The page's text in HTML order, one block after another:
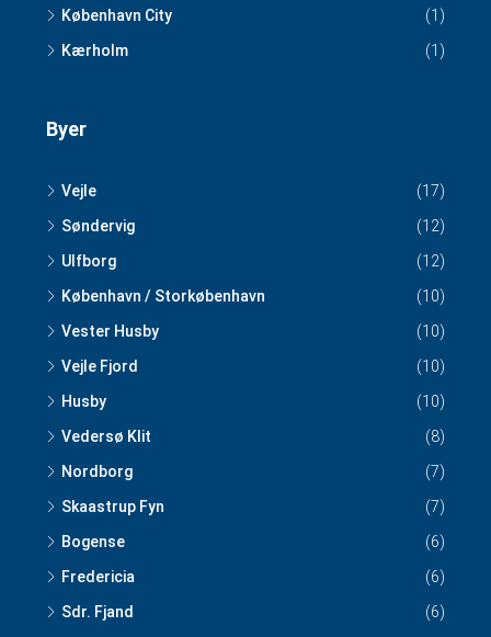
København City
(1)
Kærholm
(1)
Byer
Vejle
(17)
Søndervig
(12)
Ulfborg
(12)
København / Storkøbenhavn
(10)
Vester Husby
(10)
Vejle Fjord
(10)
Husby
(10)
Vedersø Klit
(8)
Nordborg
(7)
Skaastrup Fyn
(7)
Bogense
(6)
Fredericia
(6)
Sdr. Fjand
(6)